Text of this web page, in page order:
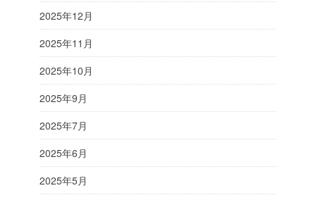
2025年12月
2025年11月
2025年10月
2025年9月
2025年7月
2025年6月
2025年5月